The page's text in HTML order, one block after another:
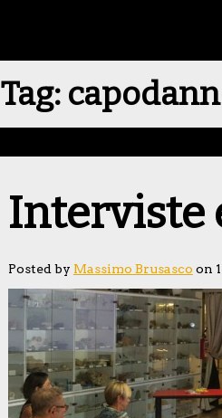
Tag:
Interviste
Posted by Massimo Brusasco on